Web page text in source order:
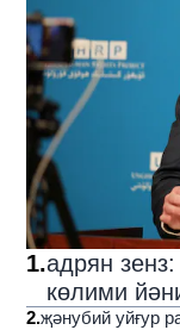
1.адрян
көлими
2.җәнубий уйғур